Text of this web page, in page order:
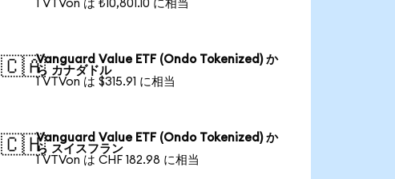
1 VTVon は ₺10,801.10 に相当
🇨🇦Vanguard Value ETF (Ondo Tokenized) か
ら カナダドル
1 VTVon は $315.91 に相当
🇨🇭Vanguard Value ETF (Ondo Tokenized) か
ら スイスフラン
1 VTVon は CHF 182.98 に相当